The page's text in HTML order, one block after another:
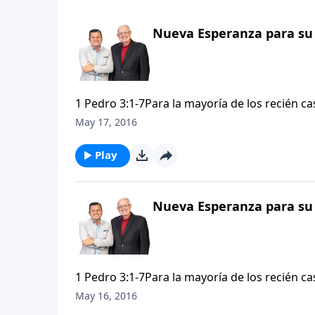
Nueva Esperanza para
1 Pedro 3:1-7Para la mayoría de los recién
cuenta de que no pueden encontrarlo todo
Pero es la vida juntos después de la luna de
Para que dos personas vivan en una
May 17, 2016
Play
Nueva Esperanza para
1 Pedro 3:1-7Para la mayoría de los recién
cuenta de que no pueden encontrarlo todo
May 16, 2016